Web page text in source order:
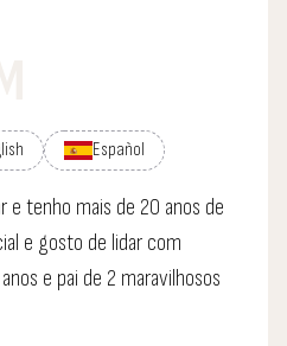
Español
e tenho mais de 20 anos de
e gosto de lidar com
e pai de 2 maravilhosos